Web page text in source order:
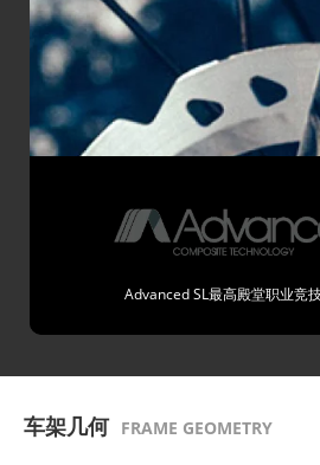
Advanced SL最高殿堂职业竞
车架几何 FRAME GEOMETRY